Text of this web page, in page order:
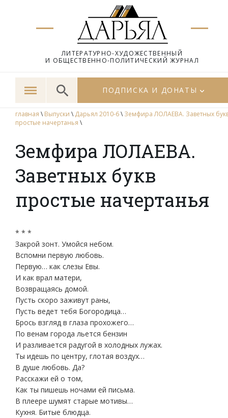
ЛИТЕРАТУРНО-ХУДОЖЕСТВЕННЫЙ
И ОБЩЕСТВЕННО-ПОЛИТИЧЕСКИЙ ЖУРНАЛ
ПОДПИСКА И ДОНАТЫ
главная \ Выпуски \ Дарьял 2010-6\ Земфира ЛОЛАЕВА. Заветных
простые начертанья \
Земфира ЛОЛАЕВА.
Заветных букв
простые начертанья
* * *
Закрой зонт. Умойся небом.
Вспомни первую любовь.
Первую… как слезы Евы.
И как врал матери,
Возвращаясь домой.
Пусть скоро заживут раны,
Пусть ведет тебя Богородица…
Брось взгляд в глаза прохожего…
По венам города льется бензин
И разливается радугой в холодных лужах.
Ты идешь по центру, глотая воздух…
В душе любовь. Да?
Расскажи ей о том,
Как ты пишешь ночами ей письма.
В плеере шумят старые мотивы…
Кухня. Битые блюдца.